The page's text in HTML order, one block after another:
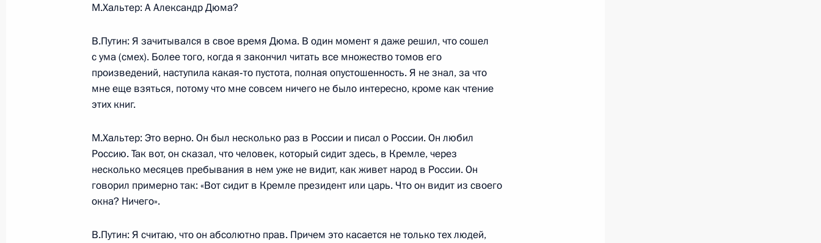
Разделы сайта
М.Хальтер: А Александр Дюма?
В.Путин: Я зачитывался в свое время Дюма. В один момент я даже решил, что сошел
с ума (смех). Более того, когда я закончил читать все множество томов его
произведений, наступила какая‑то пустота, полная опустошенность. Я не знал, за что
мне еще взяться, потому что мне совсем ничего не было интересно, кроме как чтение
этих книг.
М.Хальтер: Это верно. Он был несколько раз в России и писал о России. Он любил
Россию. Так вот, он сказал, что человек, который сидит здесь, в Кремле, через
несколько месяцев пребывания в нем уже не видит, как живет народ в России. Он
говорил примерно так: «Вот сидит в Кремле президент или царь. Что он видит из своего
окна? Ничего».
В.Путин: Я считаю, что он абсолютно прав. Причем это касается не только тех людей,